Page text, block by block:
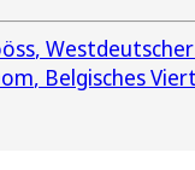
Belgisches